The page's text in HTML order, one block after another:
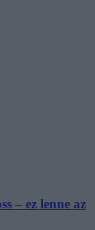
– ez lenne az